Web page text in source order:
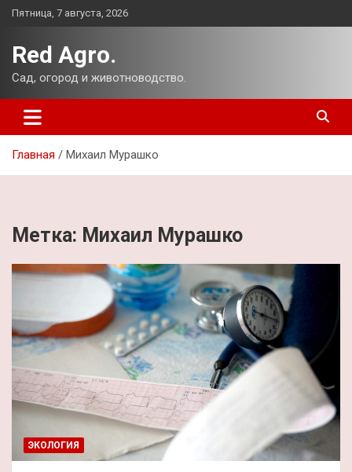
Перейти
Пятница, 7 августа, 2026
Red Agro.
Сад, огород и животноводство.
Главная Михаил Мурашко
Метка: Михаил Мурашко
ЭКОЛОГИЯ